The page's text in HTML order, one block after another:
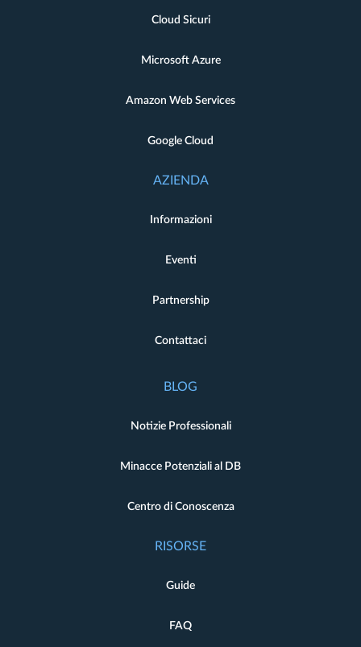
Cloud Sicuri
Microsoft Azure
Amazon Web Services
Google Cloud
AZIENDA
Informazioni
Eventi
Partnership
Contattaci
BLOG
Notizie Professionali
Minacce Potenziali al DB
Centro di Conoscenza
RISORSE
Guide
FAQ